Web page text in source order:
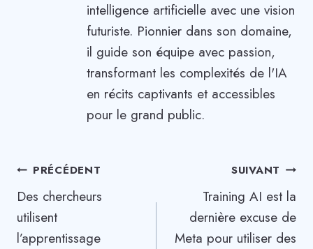
intelligence artificielle avec une vision
futuriste. Pionnier dans son domaine,
il guide son équipe avec passion,
transformant les complexités de l'IA
en récits captivants et accessibles
pour le grand public.
Navigation
de
l’article
PRÉCÉDENT
Des chercheurs
utilisent
l’apprentissage
SUIVANT
Training AI est la
dernière excuse de
Meta pour utiliser des